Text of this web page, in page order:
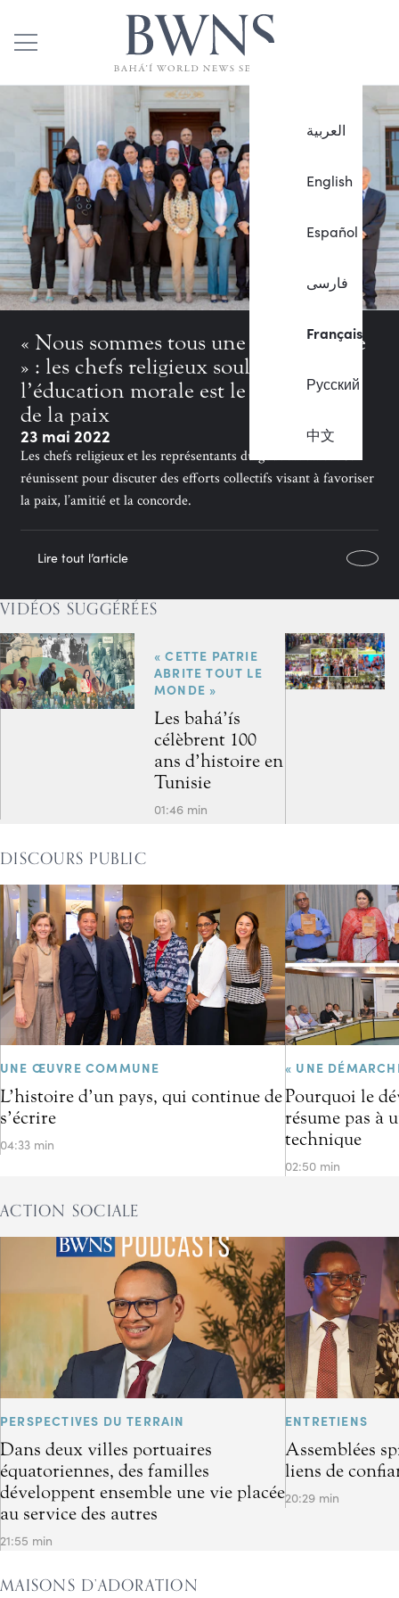
العربية
English
Español
فارسی
Français
Русский
中文
« Nous sommes tous une seule famille
» : les chefs religieux soulignent que
l’éducation morale est le fondement
de la paix
23 mai 2022
Les chefs religieux et les représentants du gouvernement se
réunissent pour discuter des efforts collectifs visant à favoriser
la paix, l’amitié et la concorde.
Lire tout l’article
VIDÉOS SUGGÉRÉES
« CETTE PATRIE
ABRITE TOUT LE
MONDE »
Les bahá’ís
célèbrent 100
ans d’histoire en
Tunisie
01:46 min
DISCOURS PUBLIC
UNE ŒUVRE COMMUNE
L’histoire d’un pays, qui continue de
s’écrire
04:33 min
« UNE
Pourquoi le
résume pas à
technique
02:50 min
ACTION SOCIALE
PERSPECTIVES DU TERRAIN
Dans deux villes portuaires
équatoriennes, des familles
développent ensemble une vie placée
au service des autres
21:55 min
ENTRETIENS
Assemblées
liens de
20:29 min
MAISONS D’ADORATION